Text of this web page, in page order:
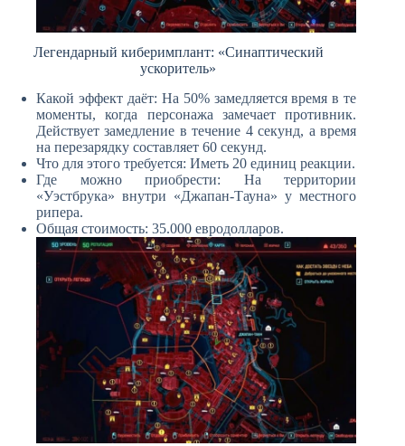
Легендарный киберимплант: «Синаптический
ускоритель»
Какой эффект даёт: На 50% замедляется время в те
моменты, когда персонажа замечает противник.
Действует замедление в течение 4 секунд, а время
на перезарядку составляет 60 секунд.
Что для этого требуется: Иметь 20 единиц реакции.
Где можно приобрести: На территории
«Уэстбрука» внутри «Джапан-Тауна» у местного
рипера.
Общая стоимость: 35.000 евродолларов.